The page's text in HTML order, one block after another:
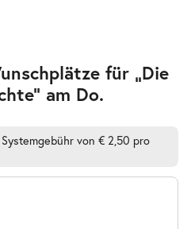
Mi.
11.11.2026
Tickets
für „Die
am Do.
von € 2,50 pro